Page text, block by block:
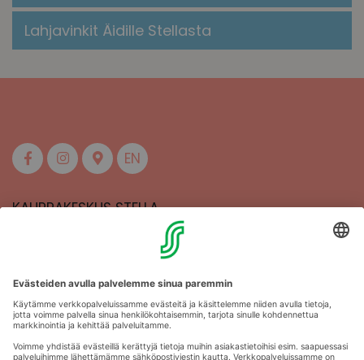
Lahjavinkit Äidille Stellasta
EN
KAUPPAKESKUS STELLA
Aukioloajat
Anna palautetta
Kartat